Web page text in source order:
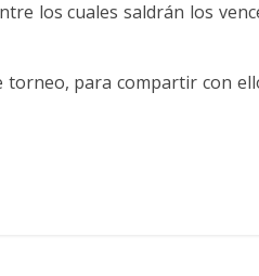
los cuales saldrán los
para compartir con